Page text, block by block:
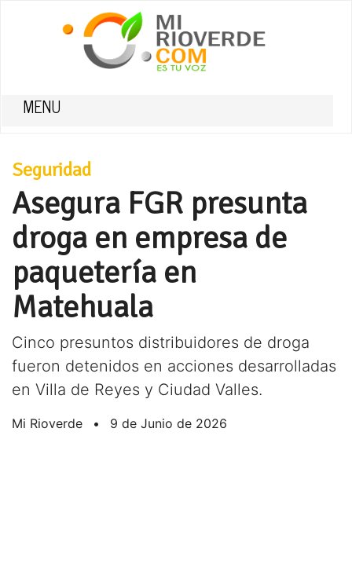
MENU
Seguridad
Asegura FGR presunta
droga en empresa de
paquetería en
Matehuala
Cinco presuntos distribuidores de droga
fueron detenidos en acciones desarrolladas
en Villa de Reyes y Ciudad Valles.
Mi Rioverde • 9 de Junio de 2026